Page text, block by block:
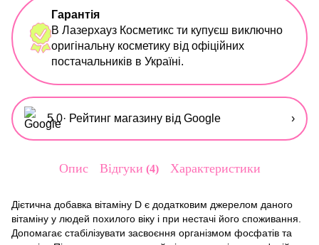
Гарантія
В Лазерхауз Косметикс ти купуєш виключно
оригінальну косметику від офіційних
постачальників в Україні.
5,0· Рейтинг магазину від Google ›
Опис Відгуки 4 Характеристики
Дієтична добавка вітаміну D є додатковим джерелом даного
вітаміну у людей похилого віку і при нестачі його споживання.
Допомагає стабілізувати засвоєння організмом фосфатів та